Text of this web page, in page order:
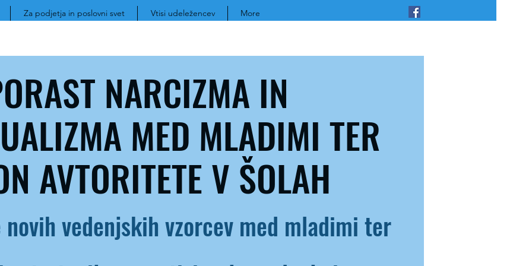
Za podjetja in poslovni svet Vtisi udeležencev More
NARCIZMA IN
MED MLADIMI TER
AVTORITETE V ŠOLAH
novih vedenjskih vzorcev med mladimi ter